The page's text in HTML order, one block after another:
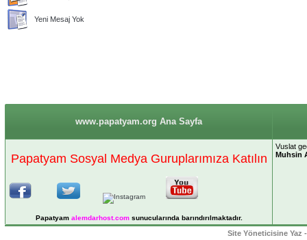
Yeni Mesaj Yok
www.papatyam.org Ana Sayfa
Papatyam Sosyal Medya Guruplarımıza Katılın
Papatyam alemdarhost.comsunucularında barındırılmaktadır.
Vuslat
Muhsin
Site Yöneticisine Yaz